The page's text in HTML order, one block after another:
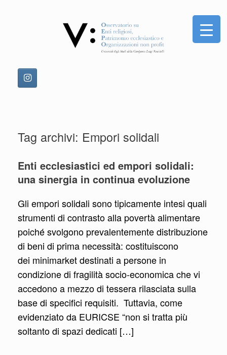
Tag archivi: Empori solidali
Enti ecclesiastici ed empori solidali:
una sinergia in continua evoluzione
Gli empori solidali sono tipicamente intesi quali
strumenti di contrasto alla povertà alimentare
poiché svolgono prevalentemente distribuzione
di beni di prima necessità: costituiscono
dei minimarket destinati a persone in
condizione di fragilità socio-economica che vi
accedono a mezzo di tessera rilasciata sulla
base di specifici requisiti. Tuttavia, come
evidenziato da EURICSE “non si tratta più
soltanto di spazi dedicati […]